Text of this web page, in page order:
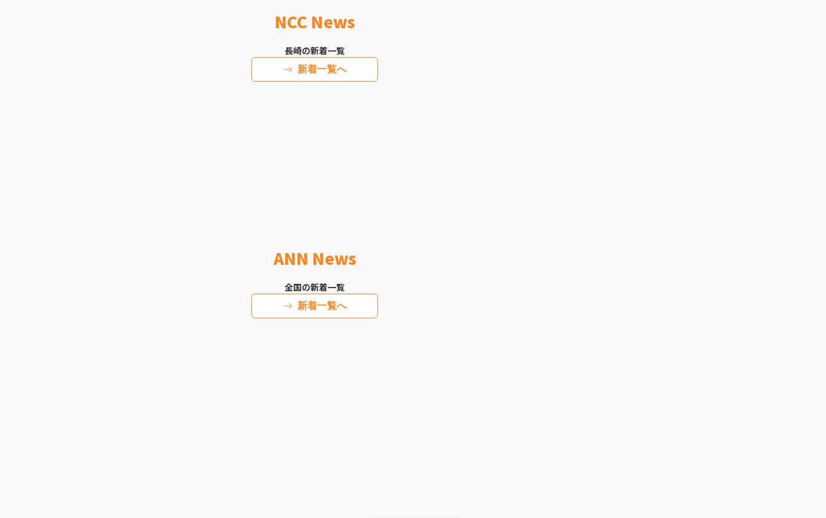
NCC News
長崎の新着一覧
新着一覧へ
ANN News
全国の新着一覧
新着一覧へ